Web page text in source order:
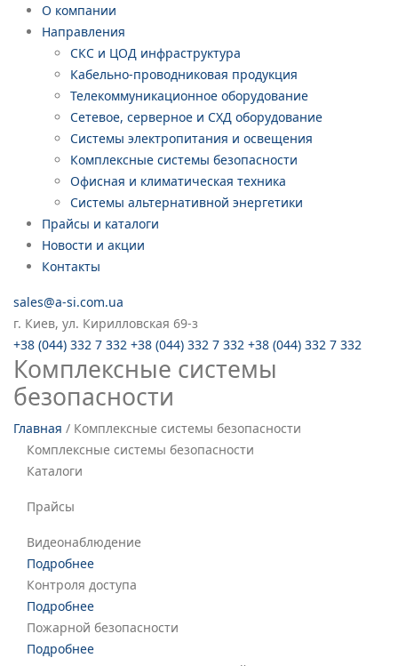
О компании
Направления
СКС и ЦОД инфраструктура
Кабельно-проводниковая продукция
Телекоммуникационное оборудование
Сетевое, серверное и СХД оборудование
Системы электропитания и освещения
Комплексные системы безопасности
Офисная и климатическая техника
Системы альтернативной энергетики
Прайсы и каталоги
Новости и акции
Контакты
sales@a-si.com.ua
г. Киев, ул. Кирилловская 69-з
+38 (044) 332 7 332 +38 (044) 332 7 332 +38 (044) 332 7 332
Комплексные системы
безопасности
Главная / Комплексные системы безопасности
Комплексные системы безопасности
Каталоги
Прайсы
Видеонаблюдение
Подробнее
Контроля доступа
Подробнее
Пожарной безопасности
Подробнее